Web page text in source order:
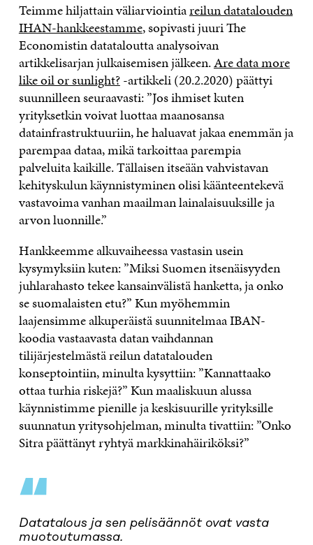
Teimme hiljattain väliarviointiareilun datatalouden
IHAN-hankkeestamme, sopivasti juuri The
Economistin datataloutta analysoivan
artikkelisarjan julkaisemisen jälkeen.Are data more
like oil or sunlight?-artikkeli (20.2.2020) päättyi
suunnilleen seuraavasti: ”Jos ihmiset kuten
yrityksetkin voivat luottaa maanosansa
datainfrastruktuuriin, he haluavat jakaa enemmän ja
parempaa dataa, mikä tarkoittaa parempia
palveluita kaikille. Tällaisen itseään vahvistavan
kehityskulun käynnistyminen olisi käänteentekevä
vastavoima vanhan maailman lainalaisuuksille ja
arvon luonnille.”
Hankkeemme alkuvaiheessa vastasin usein
kysymyksiin kuten: ”Miksi Suomen itsenäisyyden
juhlarahasto tekee kansainvälistä hanketta, ja onko
se suomalaisten etu?” Kun myöhemmin
laajensimme alkuperäistä suunnitelmaa IBAN-
koodia vastaavasta datan vaihdannan
tilijärjestelmästä reilun datatalouden
konseptointiin, minulta kysyttiin: ”Kannattaako
ottaa turhia riskejä?” Kun maaliskuun alussa
käynnistimme pienille ja keskisuurille yrityksille
suunnatun yritysohjelman, minulta tivattiin: ”Onko
Sitra päättänyt ryhtyä markkinahäiriköksi?”
“
Datatalous ja sen pelisäännöt ovat vasta
muotoutumassa.